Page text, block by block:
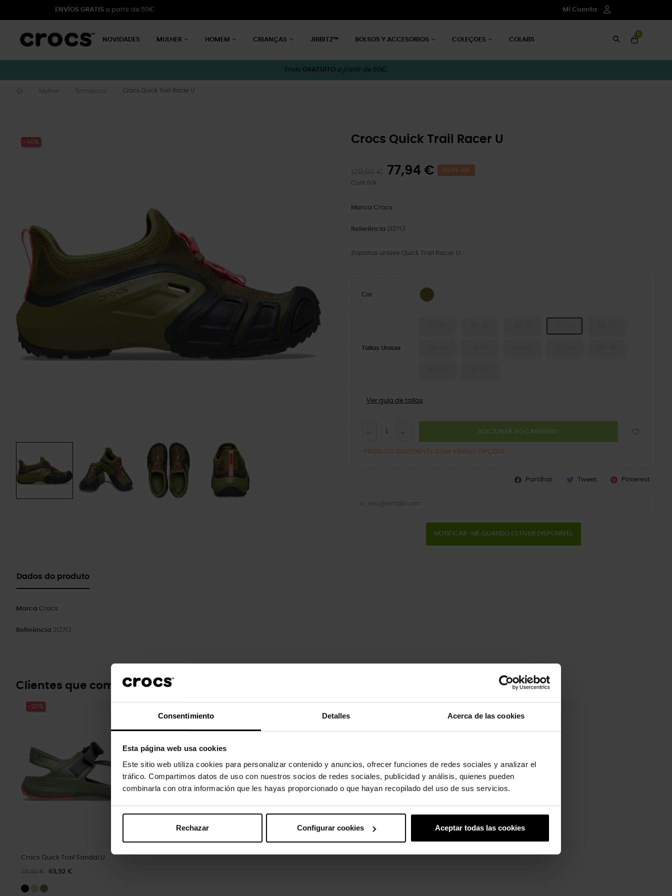
Consentimiento Detalles Acerca de las cookies
Esta página web usa cookies
Este sitio web utiliza cookies para personalizar contenido y anuncios, ofrecer funciones de redes sociales y analizar el
tráfico. Compartimos datos de uso con nuestros socios de redes sociales, publicidad y análisis, quienes pueden
combinarla con otra información que les hayas proporcionado o que hayan recopilado del uso de sus servicios.
Rechazar Configurar cookies Aceptar todas las cookies
ENVÍOS GRATIS a partir de 50€ Mi Cuenta
NOVIDADES MULHER HOMEM CRIANÇAS JIBBITZ™ BOLSOS Y ACCESORIOS COLEÇOES COLABS
0
Envio GRATUITO a partir de 50€.
Mulher Tamancos Crocs Quick Trail Racer U
-40% Crocs Quick Trail Racer U
77,94 € POUPE 40%
Com IVA
Marca Crocs
Referência 212713
Zapatos unisex Quick Trail Racer U
Cor Trophy
Tallas Unisex
Ver guía de tallas
ADICIONAR AO CARRINHO
PRODUTO DISPONÍVEL COM VÁRIAS OPÇÕES
Partilhar Tweet Pinterest
NOTIFICAR-ME QUANDO ESTIVER DISPONÍVEL
Dados do produto
Marca Crocs
Referência 212713
Clientes que compraram este produto também compraram:
-20%
Crocs Quick Trail Sandal U
79,90 € 63,92 €